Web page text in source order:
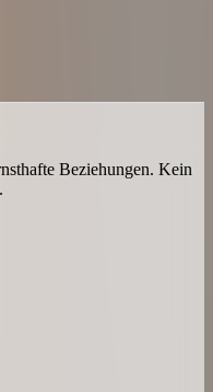
Beziehungen. Kein